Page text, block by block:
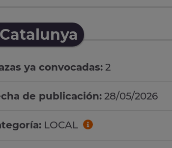
ya convocadas: 2
de publicación: 28/05/2026
LOCAL